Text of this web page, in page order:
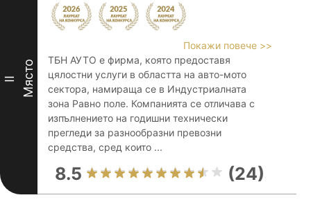
II Място
Покажи повече >>
ТБН АУТО е фирма, която предоставя
цялостни услуги в областта на авто-мото
сектора, намираща се в Индустриалната
зона Равно поле. Компанията се отличава с
изпълнението на годишни технически
прегледи за разнообразни превозни
средства, сред които ...
8.5 (24)